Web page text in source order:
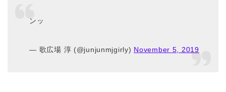
ンッ
— 歌広場 淳 (@junjunmjgirly) November 5, 2019